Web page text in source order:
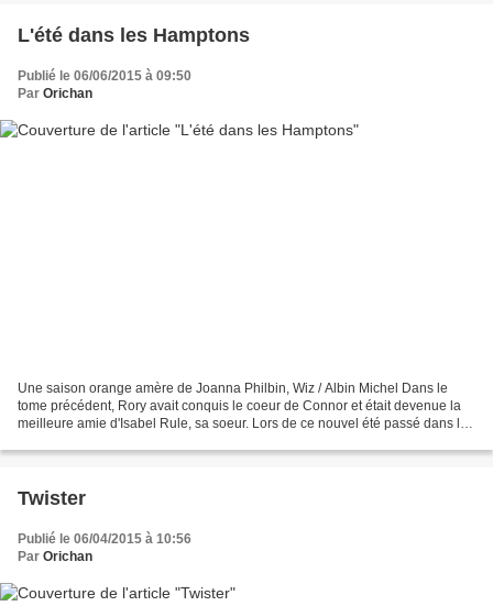
L'été dans les Hamptons
Publié le 06/06/2015 à 09:50
Par Orichan
Une saison orange amère de Joanna Philbin, Wiz / Albin Michel Dans le
tome précédent, Rory avait conquis le coeur de Connor et était devenue la
meilleure amie d'Isabel Rule, sa soeur. Lors de ce nouvel été passé dans les
Twister
Publié le 06/04/2015 à 10:56
Par Orichan